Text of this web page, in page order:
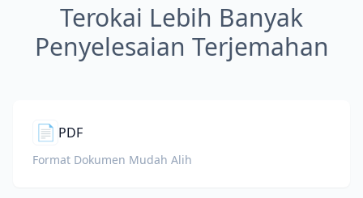
Terokai Lebih Banyak
Penyelesaian Terjemahan
📄 PDF
Format Dokumen Mudah Alih